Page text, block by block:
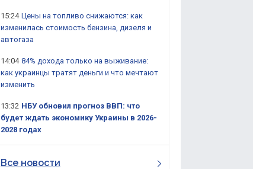
15:24 Цены на топливо снижаются: как
изменилась стоимость бензина, дизеля и
автогаза
14:04 84% дохода только на выживание:
как украинцы тратят деньги и что мечтают
изменить
13:32 НБУ обновил прогноз ВВП: что
будет ждать экономику Украины в 2026-
2028 годах
Все новости